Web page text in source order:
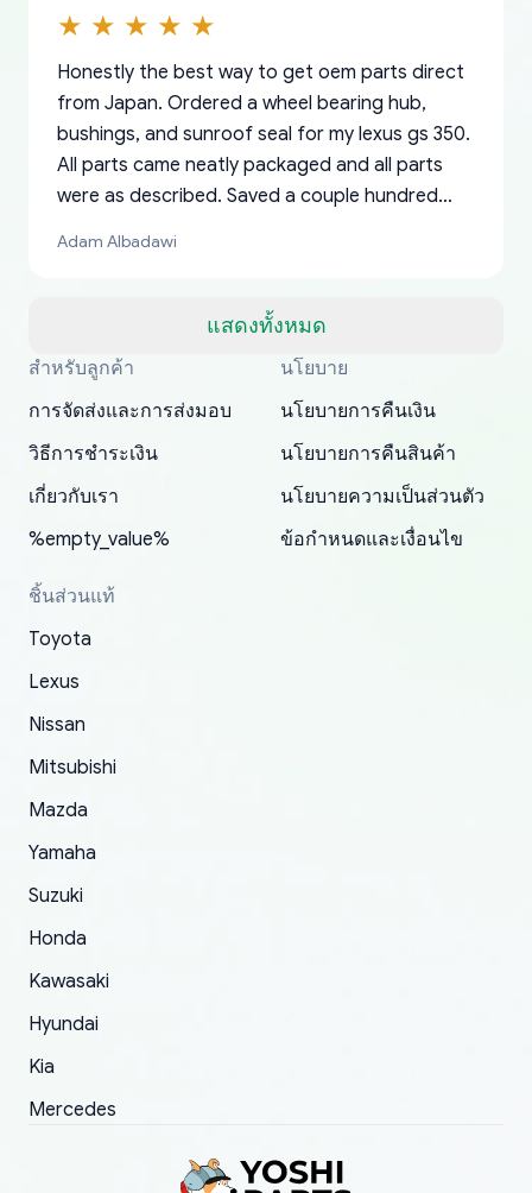
แสดงทั้งหมด
Honestly the best way to get oem parts direct
from Japan. Ordered a wheel bearing hub,
bushings, and sunroof seal for my lexus gs 350.
All parts came neatly packaged and all parts
were as described. Saved a couple hundred
a matter of days. Very professional company as
well, I forgot to add my apartment number in
my address and contacted them with the
correct information. They updated my address
promptly. Will 100% be returning to order parts
Adam Albadawi
Thank you, yoshiparts.com for the responsive
customer service and for being a reliable
have ordered from yoshi three times within
2022. The first two orders were received timely
and with no problems. The third order was not
received at all. According to yoshi's shipper, the
parcel was lost somewhere within the U.S.
replacement order was shipped and received.
The only reason for giving them 4 stars instead
order.
South Guam
OEM parts at prices that nobody else can beat.
Fast shipping to USA… I’m happy!
P. Ginez
Basically, this is my 6th time ordering parts for
my XRs (which is hard to find these days). Item
19 delays which is understandable, the package
is packed well! More so, I am genuinely happy
about the updates whether the item I added to
my cart is available or not. It's hassle free, I've
had troubles on my previous orders but they
and giving me updates.
All genuine oem parts all in perfect condition I
have told everyone about this site very reliable
appreciate everything.
Jay W
I am so shocked at good time, all just because
needed parts for making my cars more
mudguards,flares ) area insane good shape for
my VDJ79, thank you yoshi, for caring
packaging and also because i can look for all
parts needed for upgrading from LX to VX
toyota!.
YANAN RAMIREZ GONZALEZ
สำหรับลูกค้า
การจัดส่งและการส่งมอบ
วิธีการชำระเงิน
เกี่ยวกับเรา
%empty_value%
นโยบาย
นโยบายการคืนเงิน
นโยบายการคืนสินค้า
นโยบายความเป็นส่วนตัว
ข้อกำหนดและเงื่อนไข
ชิ้นส่วนแท้
Toyota
Lexus
Nissan
Mitsubishi
Mazda
Yamaha
Suzuki
Honda
Kawasaki
Hyundai
Kia
Mercedes